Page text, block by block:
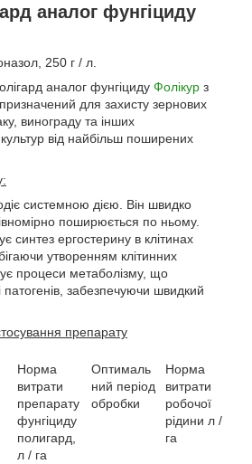
аналог фунгіциду
250 г / л.
аналог фунгіциду Фолікур з
для захисту зернових
винограду та інших
від найбільш поширених
системною дією. Він швидко
поширюється по ньому.
синтез ергостерину в клітинах
утворенням клітинних
процеси метаболізму, що
патогенів, забезпечуючи швидкий
препарату
Норма
витрати
препарату
фунгіциду
полигард,
л / га
Оптималь
ний період
обробки
Норма
витрати
робочої
рідини л /
га